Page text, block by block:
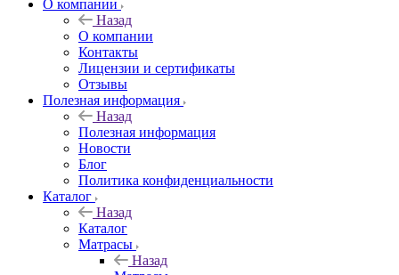
О компании
Назад
О компании
Контакты
Лицензии и сертификаты
Отзывы
Полезная информация
Назад
Полезная информация
Новости
Блог
Политика конфиденциальности
Каталог
Назад
Каталог
Матрасы
Назад